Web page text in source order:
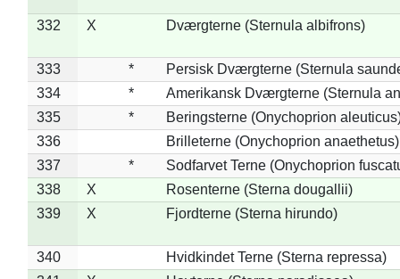
332 X Dværgterne (Sternula albifrons)
333 *
Persisk Dværgterne (Sternula
334
*
Amerikansk Dværgterne (Sternula
335
*
Beringsterne (Onychoprion
336
Brilleterne (Onychoprion anaethetus)
337
*
Sodfarvet Terne (Onychoprion
338
X
Rosenterne (Sterna dougallii)
339
X Fjordterne (Sterna hirundo)
340
Hvidkindet Terne (Sterna repressa)